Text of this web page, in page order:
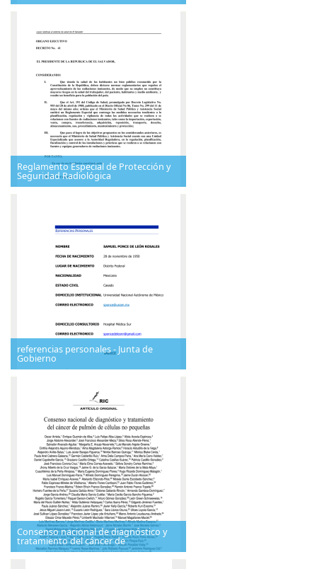
Reglamento Especial de Protección y
Seguridad Radiológica
referencias personales - Junta de
Gobierno
Consenso nacional de diagnóstico y
tratamiento del cáncer de